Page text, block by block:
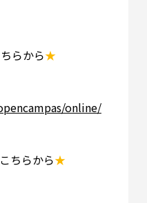
らから★
online/
ちらから★